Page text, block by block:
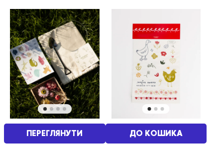
ПЕРЕГЛЯНУТИ ДО КОШИКА